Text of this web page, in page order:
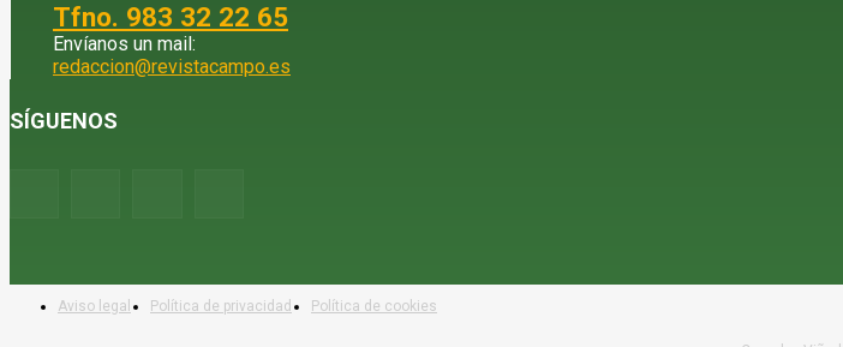
Tfno. 983 32 22 65
Envíanos un mail:
redaccion@revistacampo.es
SÍGUENOS
Aviso legal Política de privacidad Política de cookies